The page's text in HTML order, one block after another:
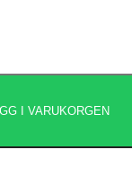
I VARUKORGEN